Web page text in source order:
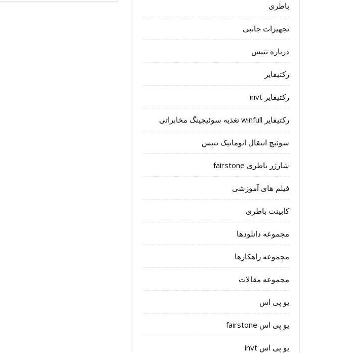
باطری
تجهیزات جانبی
درباره تتیس
رکتیفایر
رکتیفایر invt
رکتیفایر winfull تغذیه سوئیچینگ مخابراتی
سوئیچ انتقال اتوماتیک تتیس
شارژر باطری fairstone
فیلم های آموزشی
کابینت باطری
مجموعه دانلودها
مجموعه راهکارها
مجموعه مقالات
یو پی اس
یو پی اس fairstone
یو پی اس invt